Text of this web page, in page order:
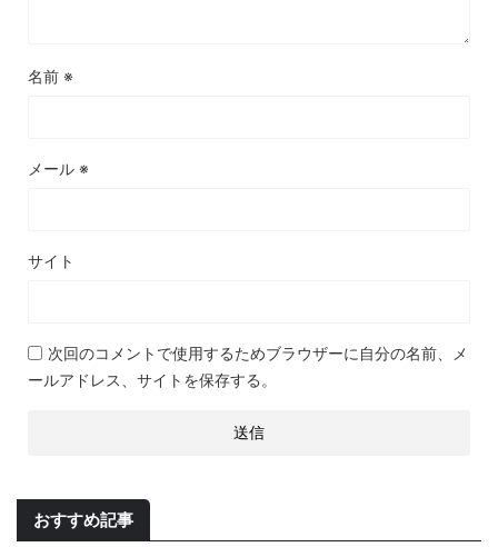
名前 ※
メール ※
サイト
次回のコメントで使用するためブラウザーに自分の名前、メ
ールアドレス、サイトを保存する。
おすすめ記事